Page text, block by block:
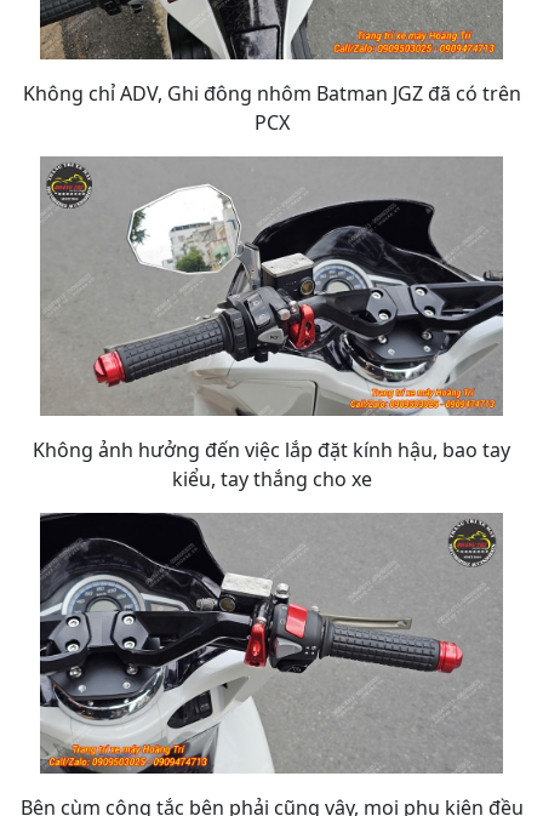
Không chỉ ADV, Ghi đông nhôm Batman JGZ đã có trên
PCX
Không ảnh hưởng đến việc lắp đặt kính hậu, bao tay
kiểu, tay thắng cho xe
Bên cùm công tắc bên phải cũng vậy, mọi phụ kiện đều